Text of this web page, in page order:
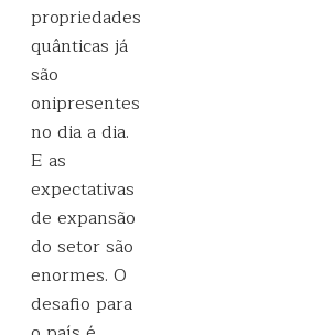
propriedades
quânticas já
são
onipresentes
no dia a dia.
E as
expectativas
de expansão
do setor são
enormes. O
desafio para